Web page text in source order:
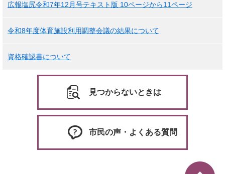
広報塩尻令和7年12月号テキスト版 10ページから11ページ
令和8年度体育施設利用調整会議の結果について
資格確認書について
見つからないときは
市民の声・よくある質問